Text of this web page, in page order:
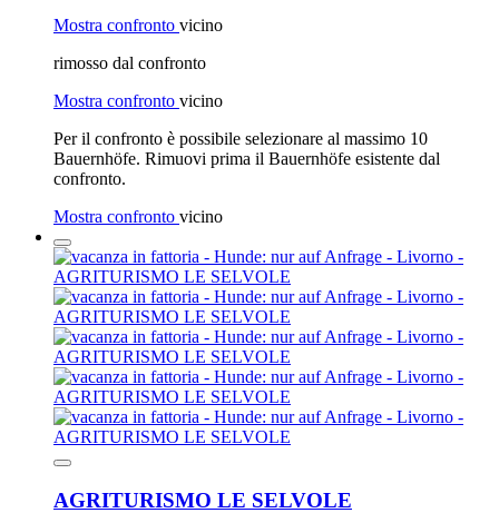
Mostra confronto vicino
rimosso dal confronto
Mostra confronto vicino
Per il confronto è possibile selezionare al massimo 10
Bauernhöfe. Rimuovi prima il Bauernhöfe esistente dal
confronto.
Mostra confronto vicino
AGRITURISMO LE SELVOLE